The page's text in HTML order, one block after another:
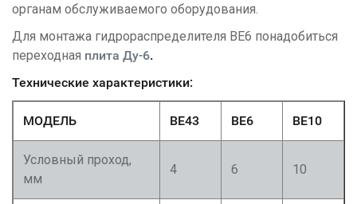
органам обслуживаемого оборудования.
Для монтажа гидрораспределителя ВЕ6 понадобиться
переходная плита Ду-6.
Технические характеристики:
МОДЕЛЬ ВЕ43 ВЕ6 ВЕ10
Условный проход,
мм
4 6 10